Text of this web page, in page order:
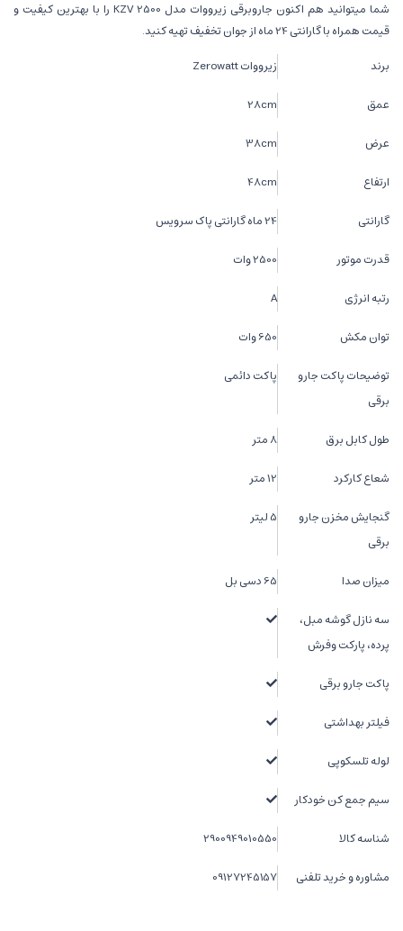
شما میتوانید هم اکنون جاروبرقی زیرووات مدل KZV 2500 را با بهترین کیفیت و
قیمت همراه با گارانتی 24 ماه از جوان تخفیف تهیه کنید.
برند
زیرووات Zerowatt
عمق 28cm
عرض 38cm
ارتفاع 48cm
گارانتی 24 ماه گارانتی پاک سرویس
قدرت موتور 2500 وات
رتبه انرژی A
توان مکش 650 وات
توضیحات پاکت جارو
برقی
پاکت دائمی
طول کابل برق 8 متر
شعاع کارکرد 12 متر
گنجایش مخزن جارو
برقی
5 لیتر
میزان صدا 65 دسی بل
سه نازل گوشه مبل،
پرده، پارکت وفرش
پاکت جارو برقی
فیلتر بهداشتی
لوله تلسکوپی
سیم جمع کن خودکار
شناسه کالا 2900949010550
مشاوره و خرید تلفنی 09127245157